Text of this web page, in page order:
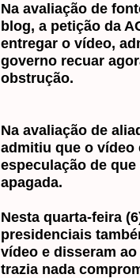
Na avaliação de
blog, a petição da
entregar o vídeo,
governo recuar
obstrução.
Na avaliação de
admitiu que o vídeo
especulação de
apagada.
Nesta quarta-feira
presidenciais
vídeo e disseram
trazia nada